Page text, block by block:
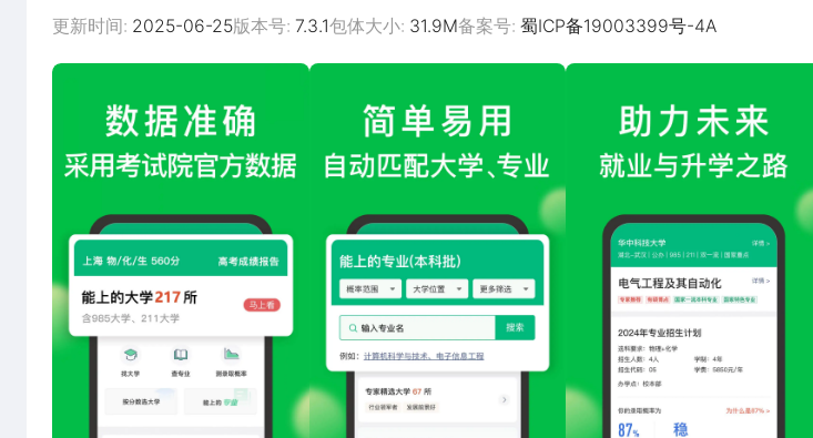
填志愿，先上圆梦志愿！2025年高考智能版，八大创新功能，不容错过，助你高考报个好志愿
1、数据更准更全
圆梦志愿数据均来自于教育部官网、考试院、高考指南和学校官网；并完美支持双万计划和双高计
2、功能更实用
录取概率评测、志愿风险评估、能上的学校、能上的专业、专业数据对比等超级实用功能，助你
整理高校发展历程、开发求学价值报告、整理招录重点、收集毕业生就业质量报告的志愿平台
4、易用易懂
特意制作单点功能视频解读，助你轻松上手
更新时间: 2025-06-25版本号: 7.3.1包体大小: 31.9M备案号: 蜀ICP备19003399号-4A